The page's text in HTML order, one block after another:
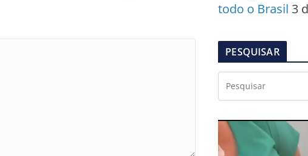
todo o Brasil 3
PESQUISAR